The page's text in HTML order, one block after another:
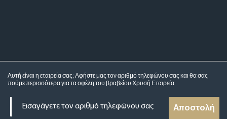
Αυτή είναι η εταιρεία σας; Αφήστε μας τον αριθμό τηλεφώνου σας και θα σας
πούμε περισσότερα για ταοφέλη του βραβείου Χρυσή Εταιρεία
Αποστολή